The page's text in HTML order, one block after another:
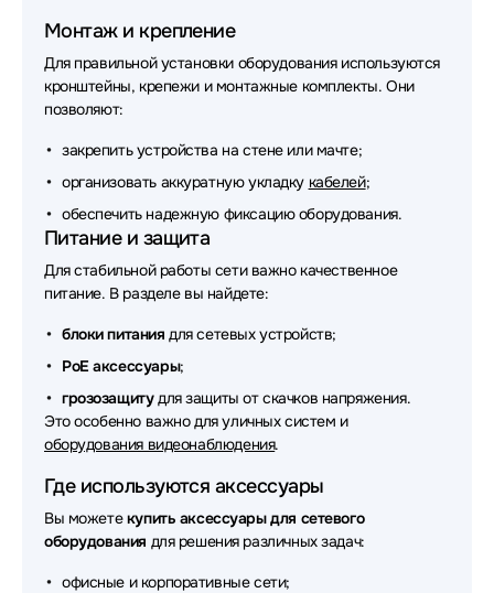
Аксессуары для сетевого оборудования Nvidia
Аксессуары для сетевого оборудования Savant
Аксессуары для сетевого оборудования Digma
Аксессуары для сетевого оборудования JPC
Аксессуары для сетевого оборудования
Greenconnect
Аксессуары для сетевого оборудования Lenovo
Аксессуары для сетевого оборудования Chenbro
Аксессуары для сетевого оборудования CUDY
Аксессуары для сетевого оборудования FSP
Аксессуары для сетевого оборудования Qnap
Аксессуары для сетевого оборудования Lonte
Аксессуары для сетевого оборудования Mean Well
Монтаж и крепление
Для правильной установки оборудования используются
кронштейны, крепежи и монтажные комплекты. Они
позволяют:
закрепить устройства на стене или мачте;
организовать аккуратную укладку кабелей;
обеспечить надежную фиксацию оборудования.
Питание и защита
Для стабильной работы сети важно качественное
питание. В разделе вы найдете:
блоки питания для сетевых устройств;
PoE аксессуары;
грозозащитудля защиты от скачков напряжения.
Это особенно важно для уличных систем и
оборудования видеонаблюдения.
Где используются аксессуары
Вы можетекупить аксессуары для сетевого
оборудования для решения различных задач:
офисные и корпоративные сети;